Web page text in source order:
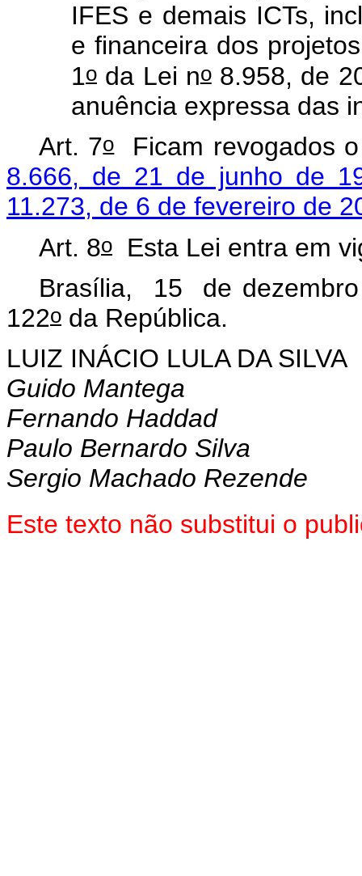
IFES e demais ICTs,
e financeira dos
1o da Lei no8.958, de
anuência expressa das
Art. 7oFicam revogados
8.666, de 21 de junho de
11.273, de 6 de fevereiro de
Art. 8o Esta Lei entra em
Brasília, 15 de
122o da República.
LUIZ INÁCIO LULA DA SILVA
Guido Mantega
Fernando Haddad
Paulo Bernardo Silva
Sergio Machado Rezende
Este texto não substitui o